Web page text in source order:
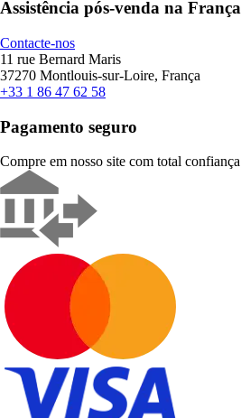
Assistência pós-venda na França
Contacte-nos
11 rue Bernard Maris
37270 Montlouis-sur-Loire, França
+33 1 86 47 62 58
Pagamento seguro
Compre em nosso site com total confiança